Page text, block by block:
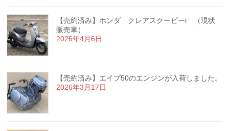
【売約済み】ホンダ クレアスクーピーi （現状
販売車）
2026年4月6日
【売約済み】エイプ50のエンジンが入荷しました。
2026年3月17日